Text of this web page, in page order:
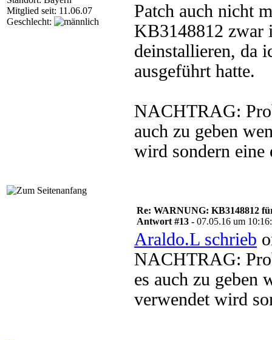
Mitglied seit: 11.06.07
Geschlecht:
Patch auch nicht
KB3148812 zwar
deinstallieren, da
ausgeführt hatte.
NACHTRAG:
auch zu geben
wird sondern
Re: WARNUNG: KB3148812
Antwort #13 - 07.05.16 um
Araldo.L schrieb
NACHTRAG:
es auch zu geben
verwendet wird